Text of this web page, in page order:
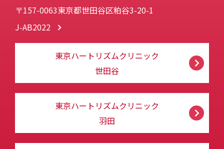
〒157-0063東京都世田谷区粕谷3-20-1
J-AB2022
東京ハートリズムクリニック
世田谷
東京ハートリズムクリニック
羽田